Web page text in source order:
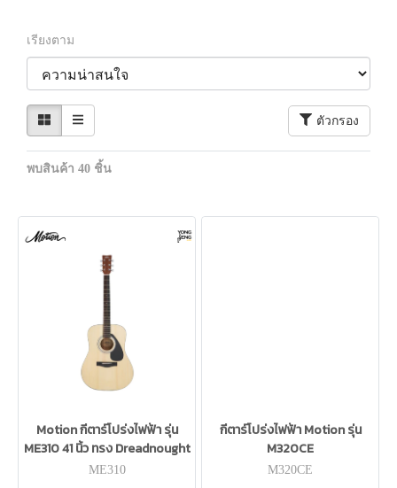
เรียงตาม
ตัวกรอง
พบสินค้า 40 ชิ้น
Motion กีตาร์โปร่งไฟฟ้า รุ่น
ME310 41 นิ้ว ทรง Dreadnought
ME310
กีตาร์โปร่งไฟฟ้า Motion รุ่น
M320CE
M320CE